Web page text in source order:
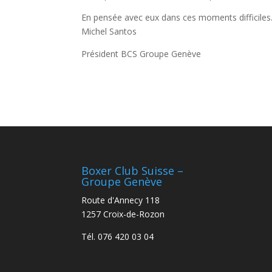
En pensée avec eux dans ces moments
Michel Santos
Président BCS Groupe Genève
Boxer Club Suisse –
Groupe Genève
Route d'Annecy 118
1257 Croix-de-Rozon
Tél. 076 420 03 04